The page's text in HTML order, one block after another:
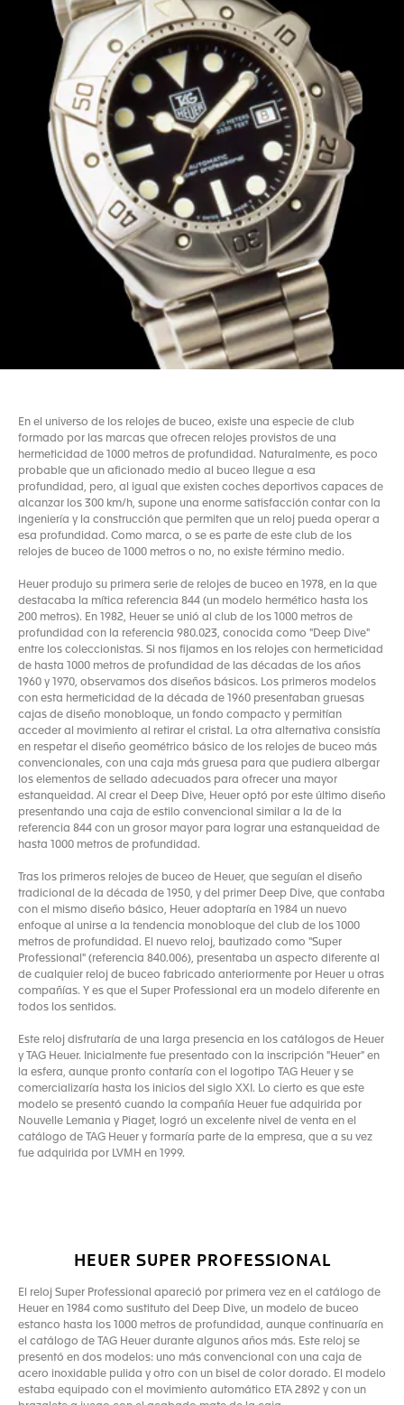
En el universo de los relojes de buceo, existe una especie de club
formado por las marcas que ofrecen relojes provistos de una
hermeticidad de 1000 metros de profundidad. Naturalmente, es poco
probable que un aficionado medio al buceo llegue a esa
profundidad, pero, al igual que existen coches deportivos capaces de
alcanzar los 300 km/h, supone una enorme satisfacción contar con la
ingeniería y la construcción que permiten que un reloj pueda operar a
esa profundidad. Como marca, o se es parte de este club de los
relojes de buceo de 1000 metros o no, no existe término medio.
Heuer produjo su primera serie de relojes de buceo en 1978, en la que
destacaba la mítica referencia 844 (un modelo hermético hasta los
200 metros). En 1982, Heuer se unió al club de los 1000 metros de
profundidad con la referencia 980.023, conocida como "Deep Dive"
entre los coleccionistas. Si nos fijamos en los relojes con hermeticidad
de hasta 1000 metros de profundidad de las décadas de los años
1960 y 1970, observamos dos diseños básicos. Los primeros modelos
con esta hermeticidad de la década de 1960 presentaban gruesas
cajas de diseño monobloque, un fondo compacto y permitían
acceder al movimiento al retirar el cristal. La otra alternativa consistía
en respetar el diseño geométrico básico de los relojes de buceo más
convencionales, con una caja más gruesa para que pudiera albergar
los elementos de sellado adecuados para ofrecer una mayor
estanqueidad. Al crear el Deep Dive, Heuer optó por este último diseño
presentando una caja de estilo convencional similar a la de la
referencia 844 con un grosor mayor para lograr una estanqueidad de
hasta 1000 metros de profundidad.
Tras los primeros relojes de buceo de Heuer, que seguían el diseño
tradicional de la década de 1950, y del primer Deep Dive, que contaba
con el mismo diseño básico, Heuer adoptaría en 1984 un nuevo
enfoque al unirse a la tendencia monobloque del club de los 1000
metros de profundidad. El nuevo reloj, bautizado como "Super
Professional" (referencia 840.006), presentaba un aspecto diferente al
de cualquier reloj de buceo fabricado anteriormente por Heuer u otras
compañías. Y es que el Super Professional era un modelo diferente en
todos los sentidos.
Este reloj disfrutaría de una larga presencia en los catálogos de Heuer
y TAG Heuer. Inicialmente fue presentado con la inscripción "Heuer" en
la esfera, aunque pronto contaría con el logotipo TAG Heuer y se
comercializaría hasta los inicios del siglo XXI. Lo cierto es que este
modelo se presentó cuando la compañía Heuer fue adquirida por
Nouvelle Lemania y Piaget, logró un excelente nivel de venta en el
catálogo de TAG Heuer y formaría parte de la empresa, que a su vez
fue adquirida por LVMH en 1999.
HEUER SUPER PROFESSIONAL
El reloj Super Professional apareció por primera vez en el catálogo de
Heuer en 1984 como sustituto del Deep Dive, un modelo de buceo
estanco hasta los 1000 metros de profundidad, aunque continuaría en
el catálogo de TAG Heuer durante algunos años más. Este reloj se
presentó en dos modelos: uno más convencional con una caja de
acero inoxidable pulida y otro con un bisel de color dorado. El modelo
estaba equipado con el movimiento automático ETA 2892 y con un